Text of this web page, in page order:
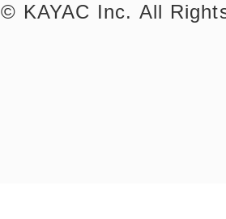
©︎ KAYAC Inc. All